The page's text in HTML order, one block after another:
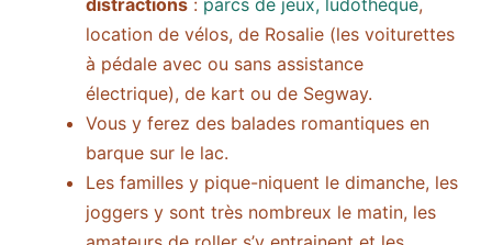
distractions : parcs de jeux, ludothèque,
location de vélos, de Rosalie (les voiturettes
à pédale avec ou sans assistance
électrique), de kart ou de Segway.
Vous y ferez des balades romantiques en
barque sur le lac.
Les familles y pique-niquent le dimanche, les
joggers y sont très nombreux le matin, les